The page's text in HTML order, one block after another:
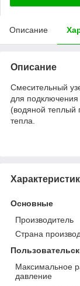
Описание
Описание
Смесительный
для подключения
(водяной теплый
тепла.
Основные
Производитель
Страна
Максимальное
давление